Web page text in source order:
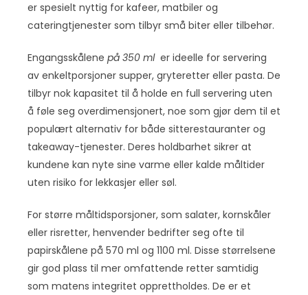
er spesielt nyttig for kafeer, matbiler og
cateringtjenester som tilbyr små biter eller tilbehør.
Engangsskålene på 350 ml er ideelle for servering
av enkeltporsjoner supper, gryteretter eller pasta. De
tilbyr nok kapasitet til å holde en full servering uten
å føle seg overdimensjonert, noe som gjør dem til et
populært alternativ for både sitterestauranter og
takeaway-tjenester. Deres holdbarhet sikrer at
kundene kan nyte sine varme eller kalde måltider
uten risiko for lekkasjer eller søl.
For større måltidsporsjoner, som salater, kornskåler
eller risretter, henvender bedrifter seg ofte til
papirskålene på 570 ml og 1100 ml. Disse størrelsene
gir god plass til mer omfattende retter samtidig
som matens integritet opprettholdes. De er et